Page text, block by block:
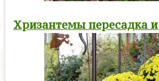
Хризантемы пересадка и